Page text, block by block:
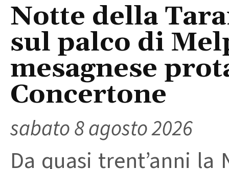
Notte della
sul palco di
mesagnese
Concertone
sabato 8 agosto 2026
Da quasi trent’anni